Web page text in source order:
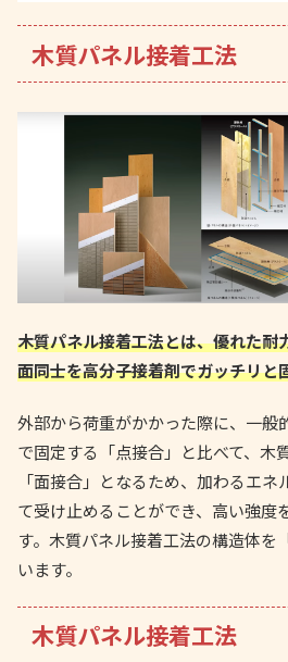
木質パネル接着工法
木質パネル接着工法とは、優れた耐
面同士を高分子接着剤でガッチリと
外部から荷重がかかった際に、一般
で固定する「点接合」と比べて、木
「面接合」となるため、加わるエ
て受け止めることができ、高い強度
す。木質パネル接着工法の構造体を
います。
木質パネル接着工法